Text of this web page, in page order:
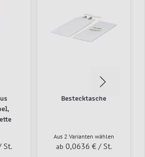
St.
Bestecktasche
Aus 2 Varianten wählen
ab 0,0636 € / St.